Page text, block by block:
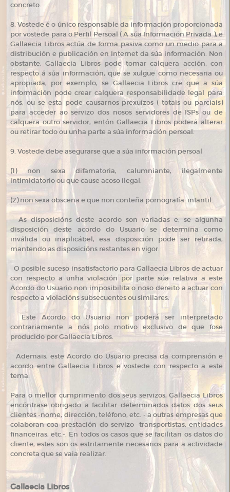
concreto.
8. Vostede é o único responsable da información proporcionada
por vostede para o Perfil Persoal ( A súa Información Privada ), e
Gallaecia Libros actúa de forma pasiva como un medio para a
distribución e publicación en Internet da súa información. Non
obstante, Gallaecia Libros pode tomar calquera acción, con
respecto á súa información, que se xulgue como necesaria ou
apropiada, por exemplo, se Gallaecia Libros cre que a súa
información pode crear calquera responsabilidade legal para
nós, ou se esta pode causarnos prexuízos ( totais ou parciais)
para acceder ao servizo dos nosos servidores de ISPs ou de
calquera outro servidor, entón Gallaecia Libros poderá alterar
ou retirar todo ou unha parte a súa información persoal.
9. Vostede debe asegurarse que a súa información persoal
(1) non sexa difamatoria, calumniante, ilegalmente
intimidatorio ou que cause acoso ilegal.
(2) non sexa obscena e que non conteña pornografía infantil.
As disposicións deste acordo son variadas e, se algunha
disposición deste acordo do Usuario se determina como
inválida ou inaplicábel, esa disposición pode ser retirada,
mantendo as disposicións restantes en vigor.
O posible suceso insatisfactorio para Gallaecia Libros de actuar
con respecto a unha violación por parte súa relativa a este
Acordo do Usuario non imposibilita o noso dereito a actuar con
respecto a violacións subsecuentes ou similares.
Este Acordo do Usuario non poderá ser interpretado
contrariamente a nós polo motivo exclusivo de que fose
producido por Gallaecia Libros.
Ademais, este Acordo do Usuario precisa da comprensión e
acordo entre Gallaecia Libros e vostede con respecto a este
tema.
Para o mellor cumprimento dos seus servizos, Gallaecia Libros
encóntrase obrigado a facilitar determinados datos dos seus
clientes -nome, dirección, teléfono, etc. - a outras empresas que
colaboran coa prestación do servizo -transportistas, entidades
financeiras, etc.-. En todos os casos que se facilitan os datos do
cliente, estes son os estritamente necesarios para a actividade
concreta que se vaia realizar.
Gallaecia Libros